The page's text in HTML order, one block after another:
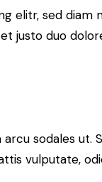
elitr, sed
justo duo
sodales
vulputate,